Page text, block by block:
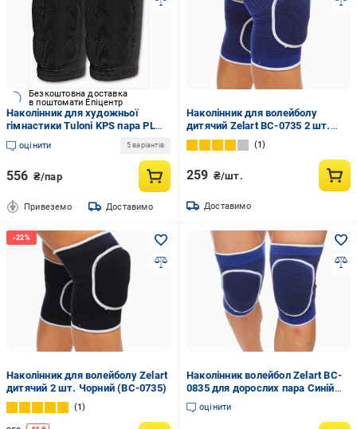
Безкоштовна доставка
в поштомати Епіцентр
Наколінник для художньої
гімнастики Tuloni KPS пара PL
спандекс/еластан EVA M 12-15
років Чорний (6936116100768)
оцінити 5 варіантів
556 ₴/пар
Привеземо Доставимо
Наколінник для волейболу
дитячий Zelart BC-0735 2 шт.
Синій (219309)
1
259 ₴/шт.
Доставимо
Наколінник для волейболу Zelart
дитячий 2 шт. Чорний (BC-0735)
1
Наколінник волейбол Zelart BC-
0835 для дорослих пара Синій
(6936116103209)
оцінити